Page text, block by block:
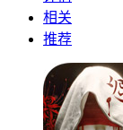
相关
推荐